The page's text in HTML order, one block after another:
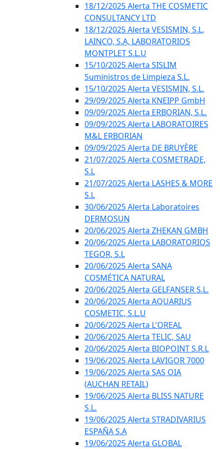
18/12/2025 Alerta THE COSMETIC
CONSULTANCY LTD
18/12/2025 Alerta VESISMIN, S.L,
LAINCO, S.A, LABORATORIOS
MONTPLET S.L.U
15/10/2025 Alerta SISLIM
Suministros de Limpieza S.L.
15/10/2025 Alerta VESISMIN, S.L.
29/09/2025 Alerta KNEIPP GmbH
09/09/2025 Alerta ERBORIAN, S.L.
09/09/2025 Alerta LABORATOIRES
M&L ERBORIAN
09/09/2025 Alerta DE BRUYÈRE
21/07/2025 Alerta COSMETRADE,
S.L
21/07/2025 Alerta LASHES & MORE
S.L
30/06/2025 Alerta Laboratoires
DERMOSUN
20/06/2025 Alerta ZHEKAN GMBH
20/06/2025 Alerta LABORATORIOS
TEGOR, S.L
20/06/2025 Alerta SANA
COSMÉTICA NATURAL
20/06/2025 Alerta GELFANSER S.L.
20/06/2025 Alerta AQUARIUS
COSMETIC, S.L.U
20/06/2025 Alerta L'OREAL
20/06/2025 Alerta TELIC, SAU
20/06/2025 Alerta BIOPOINT S.R.L
19/06/2025 Alerta LAVIGOR 7000
19/06/2025 Alerta SAS OIA
(AUCHAN RETAIL)
19/06/2025 Alerta BLISS NATURE
S.L.
19/06/2025 Alerta STRADIVARIUS
ESPAÑA S.A
19/06/2025 Alerta GLOBAL